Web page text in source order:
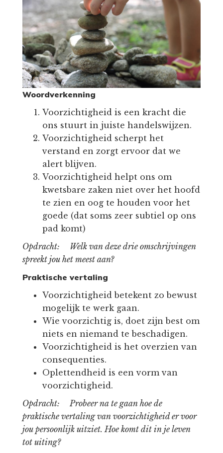
Woordverkenning
Voorzichtigheid is een kracht die
ons stuurt in juiste handelswijzen.
Voorzichtigheid scherpt het
verstand en zorgt ervoor dat we
alert blijven.
Voorzichtigheid helpt ons om
kwetsbare zaken niet over het hoofd
te zien en oog te houden voor het
goede (dat soms zeer subtiel op ons
pad komt)
Opdracht: Welk van deze drie omschrijvingen
spreekt jou het meest aan?
Praktische vertaling
Voorzichtigheid betekent zo bewust
mogelijk te werk gaan.
Wie voorzichtig is, doet zijn best om
niets en niemand te beschadigen.
Voorzichtigheid is het overzien van
consequenties.
Oplettendheid is een vorm van
voorzichtigheid.
Opdracht: Probeer na te gaan hoe de
praktische vertaling van voorzichtigheid er voor
jou persoonlijk uitziet. Hoe komt dit in je leven
tot uiting?